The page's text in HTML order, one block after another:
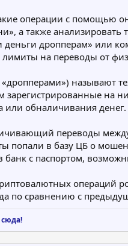
операции с помощью
а также анализировать
деньги дропперам» или
на переводы от
называют
зарегистрированные на
или обналичивания денег.
переводы
попали в базу ЦБ о
с паспортом,
операций
по сравнению с